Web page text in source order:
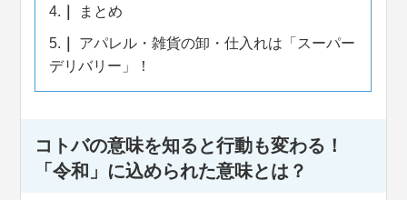
4. まとめ
5.
アパレル・雑貨の卸・仕入れは「スーパー
デリバリー」！
コトバの意味を知ると行動も変わる！
「令和」に込められた意味とは？